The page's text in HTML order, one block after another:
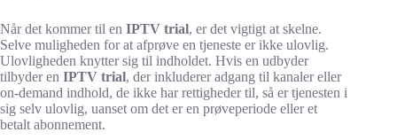
Når det kommer til en IPTV trial, er det vigtigt at skelne.
Selve muligheden for at afprøve en tjeneste er ikke ulovlig.
Ulovligheden knytter sig til indholdet. Hvis en udbyder
tilbyder en IPTV trial, der inkluderer adgang til kanaler eller
on-demand indhold, de ikke har rettigheder til, så er tjenesten i
sig selv ulovlig, uanset om det er en prøveperiode eller et
betalt abonnement.